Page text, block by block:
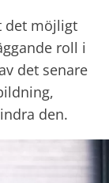
det möjligt
roll i
det senare
den.